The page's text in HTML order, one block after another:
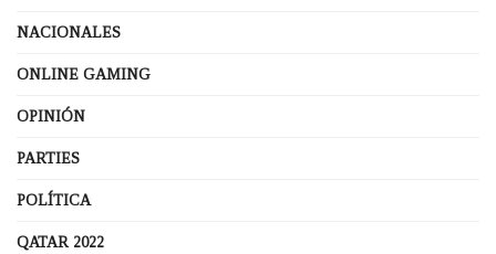
NACIONALES
ONLINE GAMING
OPINIÓN
PARTIES
POLÍTICA
QATAR 2022